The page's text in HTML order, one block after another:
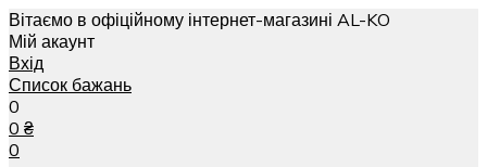
Вітаємо в офіційному інтернет-магазині AL-KO
Мій акаунт
Вхід
Список бажань
0
0 ₴
0